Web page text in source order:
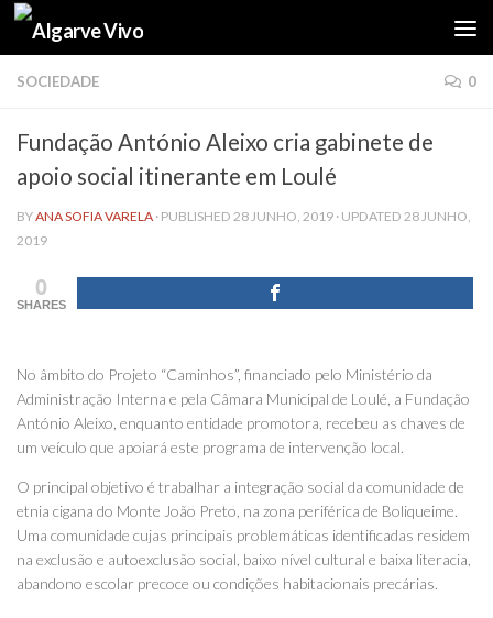
Skip to content
SOCIEDADE 0
Fundação António Aleixo cria gabinete de
apoio social itinerante em Loulé
BYANA SOFIA VARELA · PUBLISHED 28 JUNHO, 2019 · UPDATED 28 JUNHO,
2019
0
SHARES
No âmbito do Projeto “Caminhos”, financiado pelo Ministério da
Administração Interna e pela Câmara Municipal de Loulé, a Fundação
António Aleixo, enquanto entidade promotora, recebeu as chaves de
um veículo que apoiará este programa de intervenção local.
O principal objetivo é trabalhar a integração social da comunidade de
etnia cigana do Monte João Preto, na zona periférica de Boliqueime.
Uma comunidade cujas principais problemáticas identificadas residem
na exclusão e autoexclusão social, baixo nível cultural e baixa literacia,
abandono escolar precoce ou condições habitacionais precárias.